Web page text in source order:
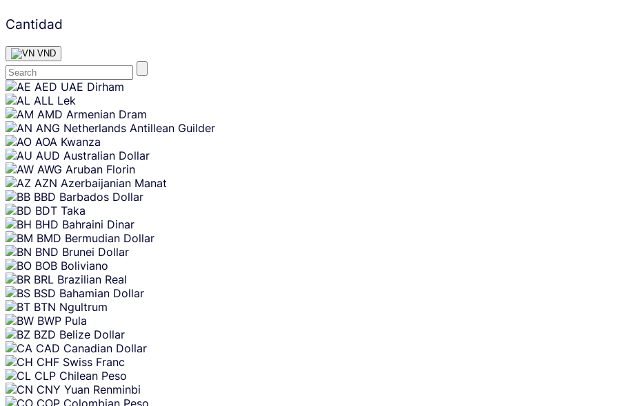
Cantidad
VND
Skip
content
AED UAE Dirham
ALL Lek
AMD Armenian Dram
ANG Netherlands Antillean Guilder
AOA Kwanza
AUD Australian Dollar
AWG Aruban Florin
AZN Azerbaijanian Manat
BBD Barbados Dollar
BDT Taka
BHD Bahraini Dinar
BMD Bermudian Dollar
BND Brunei Dollar
BOB Boliviano
BRL Brazilian Real
BSD Bahamian Dollar
BTN Ngultrum
BWP Pula
BZD Belize Dollar
CAD Canadian Dollar
CHF Swiss Franc
CLP Chilean Peso
CNY Yuan Renminbi
COP Colombian Peso